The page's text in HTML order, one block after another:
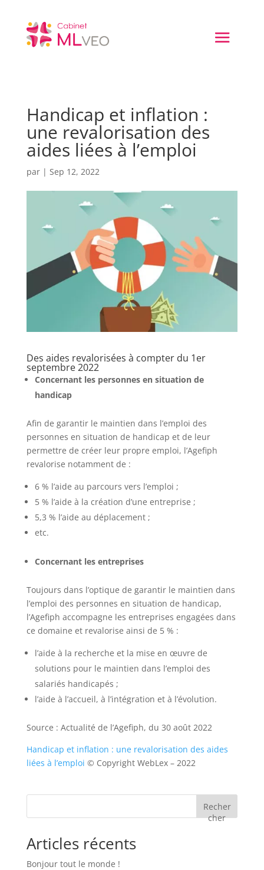
Handicap et inflation :
une revalorisation des
aides liées à l’emploi
par | Sep 12, 2022
Des aides revalorisées à compter du 1er
septembre 2022
Concernant les personnes en situation de
handicap
Afin de garantir le maintien dans l’emploi des
personnes en situation de handicap et de leur
permettre de créer leur propre emploi, l’Agefiph
revalorise notamment de :
6 % l’aide au parcours vers l’emploi ;
5 % l’aide à la création d’une entreprise ;
5,3 % l’aide au déplacement ;
etc.
Concernant les entreprises
Toujours dans l’optique de garantir le maintien dans
l’emploi des personnes en situation de handicap,
l’Agefiph accompagne les entreprises engagées dans
ce domaine et revalorise ainsi de 5 % :
l’aide à la recherche et la mise en œuvre de
solutions pour le maintien dans l’emploi des
salariés handicapés ;
l’aide à l’accueil, à l’intégration et à l’évolution.
Source : Actualité de l’Agefiph, du 30 août 2022
Handicap et inflation : une revalorisation des aides
liées à l’emploi © Copyright WebLex – 2022
Recher
cher
Articles récents
Bonjour tout le monde !